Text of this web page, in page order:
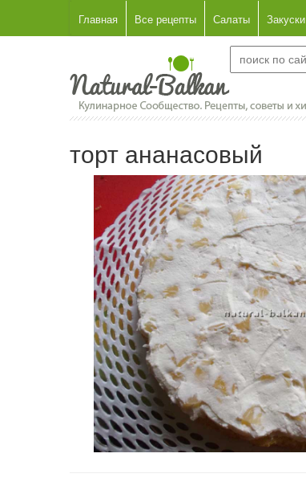
Главная Все рецепты Салаты Закуски
торт ананасовый